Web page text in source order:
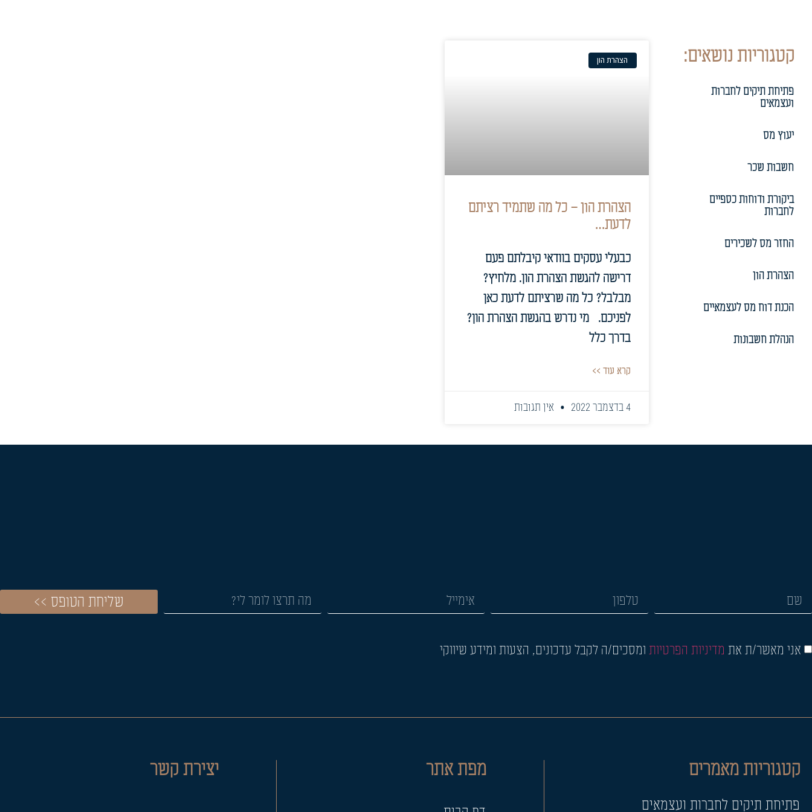
קטגוריות נושאים:
פתיחת תיקים לחברות
ועצמאים
יעוץ מס
חשבות שכר
ביקורת ודוחות כספיים
לחברות
החזר מס לשכירים
הצהרת הון
הכנת דוח מס לעצמאיים
הנהלת חשבונות
הצהרת הון
הצהרת הון – כל מה שתמיד רציתם
לדעת…
כבעלי עסקים בוודאי קיבלתם פעם
דרישה להגשת הצהרת הון. מלחיץ?
מבלבל? כל מה שרציתם לדעת כאן
לפניכם. מי נדרש בהגשת הצהרת הון?
בדרך כלל
קרא עוד >>
4 בדצמבר 2022 אין תגובות
אני מאשר/ת את מדיניות הפרטיות ומסכים/ה לקבל עדכונים, הצעות ומידע שיווקי
שליחת הטופס >>
קטגוריות מאמרים
פתיחת תיקים לחברות ועצמאים
מפת אתר יצירת קשר